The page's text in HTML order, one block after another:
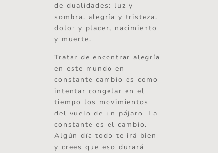
de dualidades: luz y
sombra, alegría y tristeza,
dolor y placer, nacimiento
y muerte.
Tratar de encontrar alegría
en este mundo en
constante cambio es como
intentar congelar en el
tiempo los movimientos
del vuelo de un pájaro. La
constante es el cambio.
Algún día todo te irá bien
y crees que eso durará